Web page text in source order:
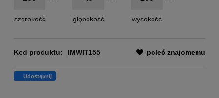
szerokość głębokość wysokość
Kod produktu: IMWIT155 poleć znajomemu
Udostępnij